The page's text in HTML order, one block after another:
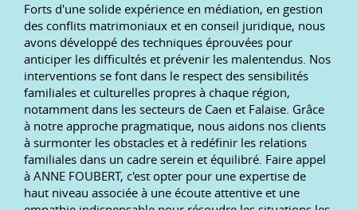
Forts d'une solide expérience en médiation, en gestion
des conflits matrimoniaux et en conseil juridique, nous
avons développé des techniques éprouvées pour
anticiper les difficultés et prévenir les malentendus. Nos
interventions se font dans le respect des sensibilités
familiales et culturelles propres à chaque région,
notamment dans les secteurs de Caen et Falaise. Grâce
à notre approche pragmatique, nous aidons nos clients
à surmonter les obstacles et à redéfinir les relations
familiales dans un cadre serein et équilibré. Faire appel
à ANNE FOUBERT, c'est opter pour une expertise de
haut niveau associée à une écoute attentive et une